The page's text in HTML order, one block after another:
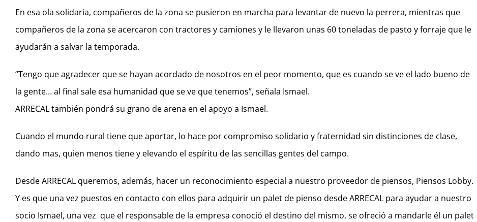
En esa ola solidaria, compañeros de la zona se pusieron en marcha para levantar de nuevo la perrera, mientras que
compañeros de la zona se acercaron con tractores y camiones y le llevaron unas 60 toneladas de pasto y forraje que le
ayudarán a salvar la temporada.
“Tengo que agradecer que se hayan acordado de nosotros en el peor momento, que es cuando se ve el lado bueno de
la gente… al final sale esa humanidad que se ve que tenemos”, señala Ismael.
ARRECAL también pondrá su grano de arena en el apoyo a Ismael.
Cuando el mundo rural tiene que aportar, lo hace por compromiso solidario y fraternidad sin distinciones de clase,
dando mas, quien menos tiene y elevando el espíritu de las sencillas gentes del campo.
Desde ARRECAL queremos, además, hacer un reconocimiento especial a nuestro proveedor de piensos, Piensos Lobby.
Y es que una vez puestos en contacto con ellos para adquirir un palet de pienso desde ARRECAL para ayudar a nuestro
socio Ismael, una vez que el responsable de la empresa conoció el destino del mismo, se ofreció a mandarle él un palet